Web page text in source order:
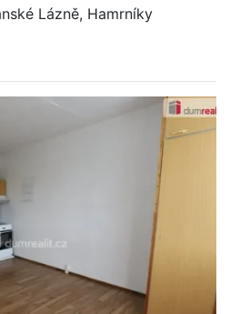
Lázně, Hamrníky